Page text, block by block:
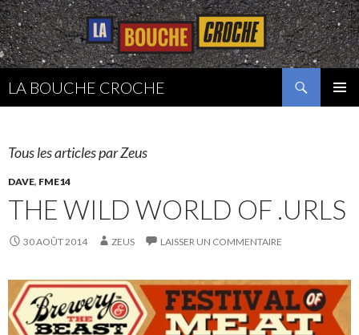
LA BOUCHE CROCHE
Tous les articles par Zeus
DAVE, FME14
THE WILD WORLD OF .URLS
30 AOÛT 2014 ZEUS LAISSER UN COMMENTAIRE